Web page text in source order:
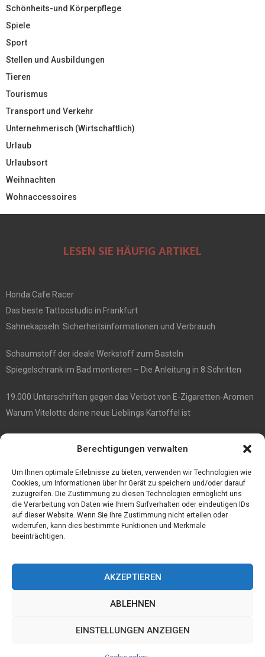
Berechtigungen verwalten
Um Ihnen optimale Erlebnisse zu bieten, verwenden wir Technologien wie
Cookies, um Informationen über Ihr Gerät zu speichern und/oder darauf
zuzugreifen. Die Zustimmung zu diesen Technologien ermöglicht uns
die Verarbeitung von Daten wie Ihrem Surfverhalten oder eindeutigen IDs
auf dieser Website. Wenn Sie Ihre Zustimmung nicht erteilen oder
widerrufen, kann dies bestimmte Funktionen und Merkmale
beeinträchtigen.
AKZEPTIEREN
ABLEHNEN
EINSTELLUNGEN ANZEIGEN
Schönheits-und Körperpflege
Spiele
Sport
Stellen und Ausbildungen
Tieren
Tourismus
Transport und Verkehr
Unternehmerisch (Wirtschaftlich)
Urlaub
Urlaubsort
Weihnachten
Wohnaccessoires
LESEN SIE HÄUFIG ARTIKEL
Honda Cafe Racer
Das beste Tattoostudio in Frankfurt
Sahnekapseln: Sicherheitsinformationen und Verbrauch
Schaumstoff der ideale Werkstoff zum Basteln
Spiegelschrank im Bad montieren – Die Anleitung in 8 Schritten
19.000 Unterschriften gegen das Verbot von E-Zigaretten-Aromen
Warum Vitelotte deine neue Lieblings Kartoffel ist
Anne et Valentin Brillen überraschender Stil und ultimativer
Tragekomfort